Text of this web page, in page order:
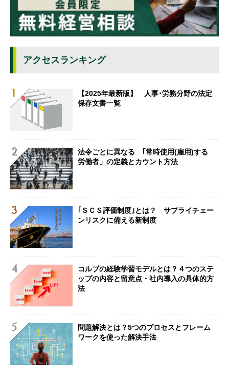
アクセスランキング
【2025年最新版】 人事･労務分野の法定
保存文書一覧
法令ごとに異なる ｢常時使用(雇用)する
労働者」の定義とカウント方法
｢ＳＣＳ評価制度｣とは？ サプライチェー
ンリスクに備える新制度
コルブの経験学習モデルとは？４つのステ
ップの内容と留意点・社内導入の具体的方
法
問題解決とは？5つのプロセスとフレーム
ワークを使った解決手法